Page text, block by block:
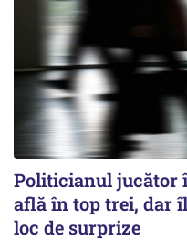
Politicianul jucător
află în top trei, dar îl
loc de surprize